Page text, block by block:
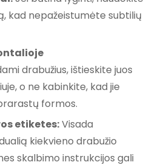
kad nepažeistumėte subtilių
drabužius, ištieskite juos
o ne kabinkite, kad jie
formos.
etiketes:Visada
kiekvieno drabužio
skalbimo instrukcijos gali